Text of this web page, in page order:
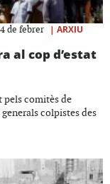
de febrer | ARXIU
al cop d’estat
pels comitès de
colpistes des